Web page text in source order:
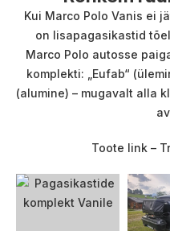
Kui Marco Polo Vanis ei
on lisapagasikastid
Marco Polo autosse
komplekti: „Eufab“
(alumine) – mugavalt alla
Toote link –